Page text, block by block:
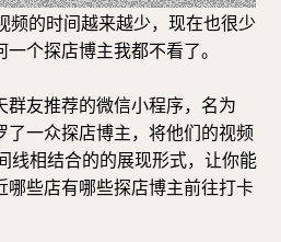
频的时间越来越少，现在也很少
个探店博主我都不看了。
群友推荐的微信小程序，名为
了一众探店博主，将他们的视频
线相结合的的展现形式，让你能
哪些店有哪些探店博主前往打卡